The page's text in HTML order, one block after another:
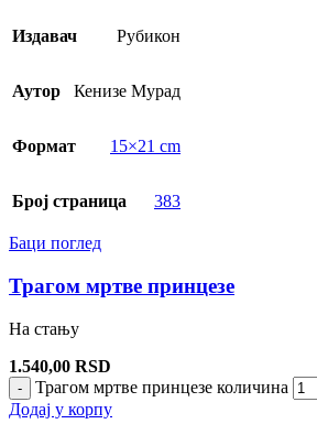
Издавач Рубикон
Аутор Кенизе Мурад
Формат 15×21 cm
Број страница 383
Баци поглед
Трагом мртве принцезе
На стању
1.540,00 RSD
- Трагом мртве принцезе количина
Додај у корпу